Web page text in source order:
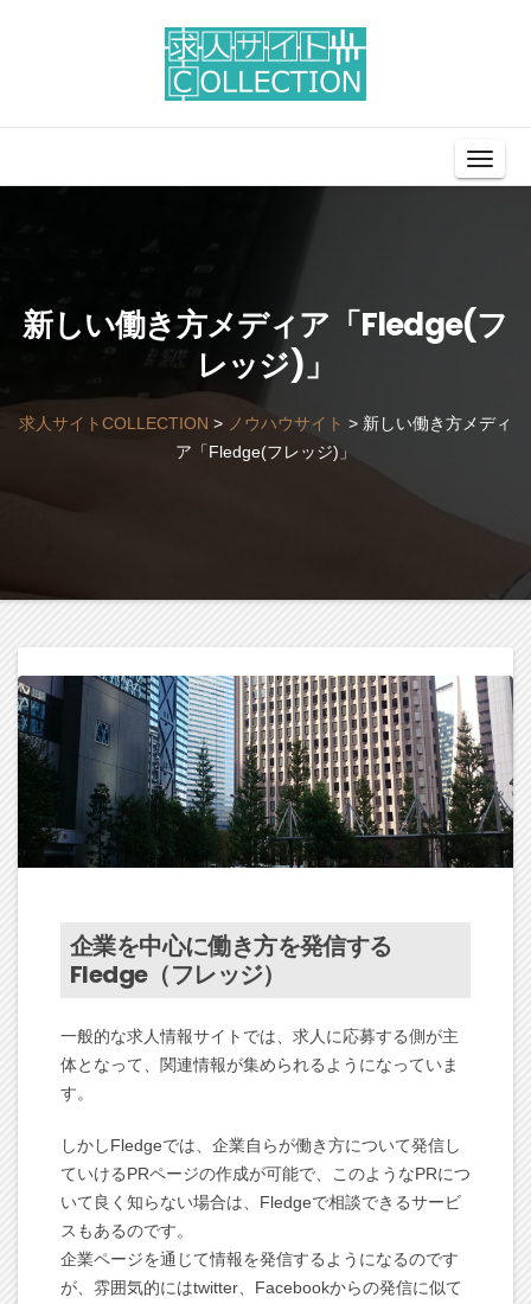
新しい働き方メディア「Fledge(フ
レッジ)」
求人サイトCOLLECTION > ノウハウサイト > 新しい働き方メディ
ア「Fledge(フレッジ)」
企業を中心に働き方を発信する
Fledge（フレッジ）
一般的な求人情報サイトでは、求人に応募する側が主
体となって、関連情報が集められるようになっていま
す。
しかしFledgeでは、企業自らが働き方について発信し
ていけるPRページの作成が可能で、このようなPRにつ
いて良く知らない場合は、Fledgeで相談できるサービ
スもあるのです。
企業ページを通じて情報を発信するようになるのです
が、雰囲気的にはtwitter、Facebookからの発信に似て